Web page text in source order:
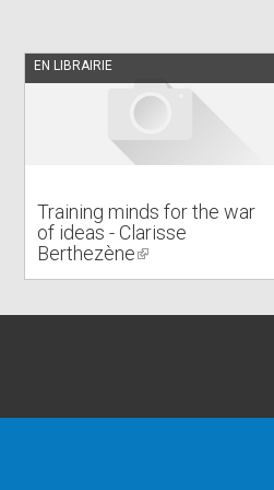
EN LIBRAIRIE
Training minds for the war
of ideas - Clarisse
Berthezène(link
is